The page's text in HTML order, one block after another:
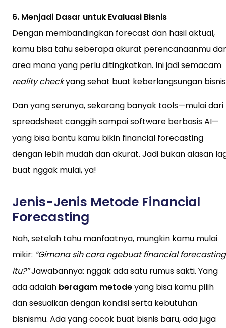
6. Menjadi Dasar untuk Evaluasi Bisnis
Dengan membandingkan forecast dan hasil aktual,
kamu bisa tahu seberapa akurat perencanaanmu
area mana yang perlu ditingkatkan. Ini jadi semacam
reality checkyang sehat buat keberlangsungan
Dan yang serunya, sekarang banyak tools—mulai dari
spreadsheet canggih sampai software berbasis AI—
yang bisa bantu kamu bikin financial forecasting
dengan lebih mudah dan akurat. Jadi bukan alasan
buat nggak mulai, ya!
Jenis-Jenis Metode Financial
Forecasting
Nah, setelah tahu manfaatnya, mungkin kamu mulai
mikir: “Gimana sih cara ngebuat financial forecasting
itu?”Jawabannya: nggak ada satu rumus sakti. Yang
ada adalah beragam metodeyang bisa kamu pilih
dan sesuaikan dengan kondisi serta kebutuhan
bisnismu. Ada yang cocok buat bisnis baru, ada juga